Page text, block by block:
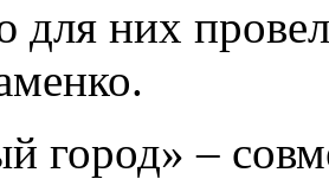
для них
город» –